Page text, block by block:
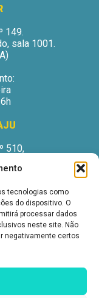
tecnologias como
do dispositivo. O
processar dados
neste site. Não
negativamente certos
149.
sala 1001.
510,
395.
914.